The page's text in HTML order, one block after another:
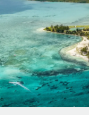
Remote
HR
Platform
Flexibele
bedrijven
Mid-
Teams
Enterprise
Global HR
LEREN MET
Onderzoek en
Casestudy's
HR-
Checklists en
Deutsch
Español
Italiano
Português